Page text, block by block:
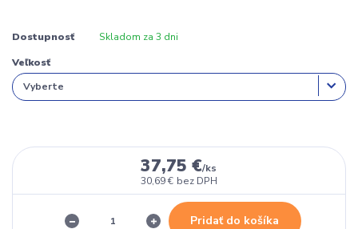
Dostupnosť Skladom za 3 dni
Veľkosť
37,75 €/ks
30,69 € bez DPH
Pridať do košíka